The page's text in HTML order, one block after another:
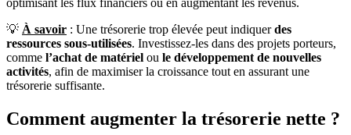
optimisant les flux financiers ou en augmentant les revenus.
💡 À savoir : Une trésorerie trop élevée peut indiquerdes
ressources sous-utilisées. Investissez-les dans des projets porteurs,
comme l’achat de matériel ou le développement de nouvelles
activités, afin de maximiser la croissance tout en assurant une
trésorerie suffisante.
Comment augmenter la trésorerie nette ?